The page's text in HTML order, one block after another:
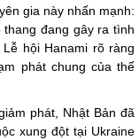
gia này nhấn mạnh:
đang gây ra tình
hội Hanami rõ ràng
phát chung của thế
phát, Nhật Bản đã
xung đột tại Ukraine